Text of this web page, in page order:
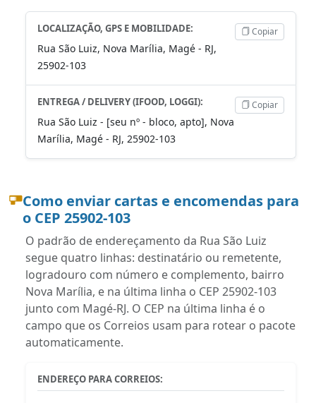
LOCALIZAÇÃO, GPS E MOBILIDADE:
Rua São Luiz, Nova Marília, Magé - RJ,
25902-103
Copiar
ENTREGA / DELIVERY (IFOOD, LOGGI):
Rua São Luiz - [seu nº - bloco, apto], Nova
Marília, Magé - RJ, 25902-103
Copiar
Como enviar cartas e encomendas para
o CEP 25902-103
O padrão de endereçamento da Rua São Luiz
segue quatro linhas: destinatário ou remetente,
logradouro com número e complemento, bairro
Nova Marília, e na última linha o CEP 25902-103
junto com Magé-RJ. O CEP na última linha é o
campo que os Correios usam para rotear o pacote
automaticamente.
ENDEREÇO PARA CORREIOS: